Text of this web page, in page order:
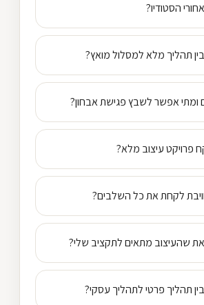
הסטודיו?
תהליך מלא למסלול מואץ?
ומתי אפשר לשבץ פגישת אבחון?
פרויקט עיצוב מלא?
לקחת את כל השלבים?
שהעיצוב מתאים לתקציב שלי?
תהליך פרטי לתהליך עסקי?